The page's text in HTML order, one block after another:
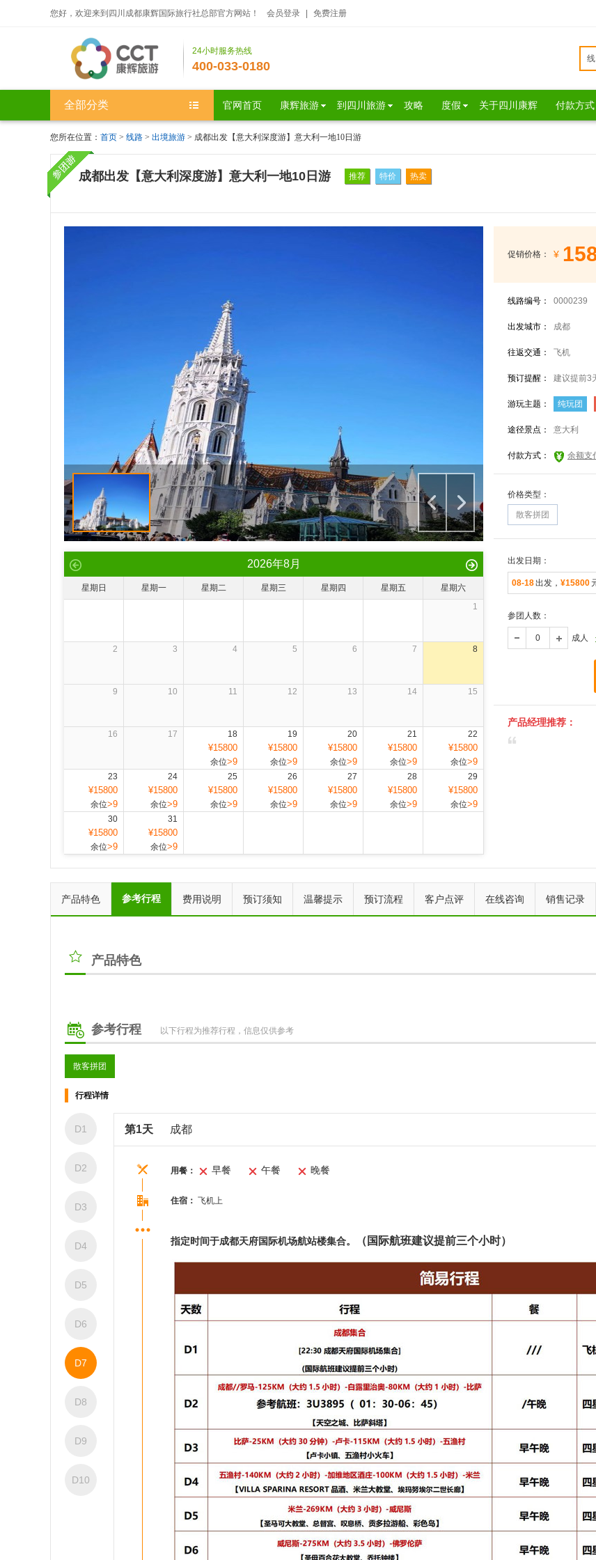
您好，欢迎来到四川成都康辉国际旅行社总部官方网站！ 会员登录 免费注册
24小时服务热线
400-033-0180
全部分类 官网首页 康辉旅游 到四川旅游 攻略 度假 关于四川康辉 付款方式
您所在位置： 首页 > 线路 > 出境旅游 > 成都出发【意大利深度游】意大利一地10日游
成都出发【意大利深度游】意大利一地10日游 推荐 特价 热卖
上一个 下一个
2026年8月
星期日 星期一 星期二 星期三 星期四 星期五
星期六
1
2 3 4 5 6 7 8
9 10 11 12 13 14 15
16 17 18
¥15800
余位>9
19
¥15800
余位>9
20
¥15800
余位>9
21
¥15800
余位>9
22
¥15800
余位>9
23
¥15800
余位>9
24
¥15800
余位>9
25
¥15800
余位>9
26
¥15800
余位>9
27
¥15800
余位>9
28
¥15800
余位>9
29
¥15800
余位>9
30
¥15800
余位>9
31
¥15800
余位>9
促销价格： ¥
线路编号： 0000239
出发城市： 成都
往返交通： 飞机
预订提醒： 建议提前3
游玩主题： 纯玩团
途径景点： 意大利
付款方式： 余额支
价格类型：
散客拼团
出发日期：
08-18出发， ¥15800
参团人数：
成人
产品经理推荐：
产品特色 参考行程 费用说明 预订须知 温馨提示 预订流程 客户点评 在线咨询 销售记录
产品特色
参考行程 以下行程为推荐行程，信息仅供参考
散客拼团
行程详情
D1
D2
D3
D4
D5
D6
D7
D8
D9
D10
第1天 成都
用餐： 早餐 午餐 晚餐
住宿： 飞机上
指定时间于成都天府国际机场航站楼集合。 （国际航班建议提前三个小时）